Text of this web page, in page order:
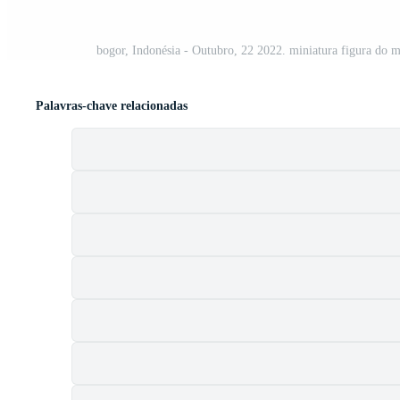
bogor, Indonésia - Outubro, 22 2022. miniatura figura do
Palavras-chave relacionadas